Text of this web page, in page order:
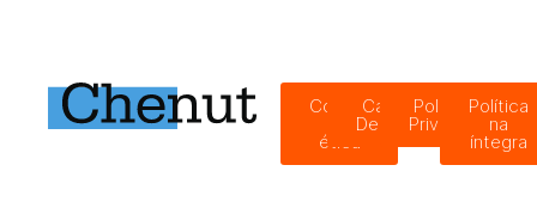
Código
ética
Canal de
Denúncias
Política de
Privacidade
Política
na
íntegra